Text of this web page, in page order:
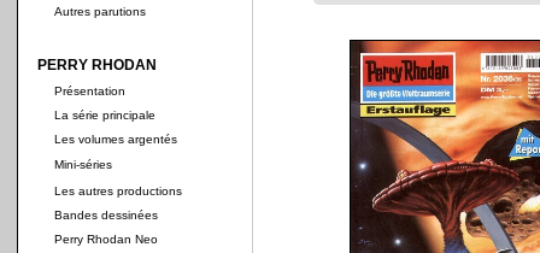
Autres parutions
PERRY RHODAN
Présentation
La série principale
Les volumes argentés
Mini-séries
Les autres productions
Bandes dessinées
Perry Rhodan Neo